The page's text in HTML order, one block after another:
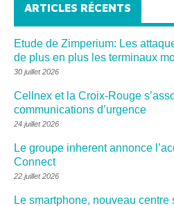
ARTICLES RÉCENTS
Etude de Zimperium: Les
de plus en plus les terminaux
30 juillet 2026
Cellnex et la Croix-Rouge
communications d’urgence
24 juillet 2026
Le groupe inherent annonce
Connect
22 juillet 2026
Le smartphone, nouveau centre